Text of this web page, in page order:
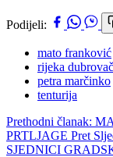
Podijeli:
mato franković
rijeka
petra marčinko
tenturija
Prethodni članak:
PRTLJAGE Pret
SJEDNICI